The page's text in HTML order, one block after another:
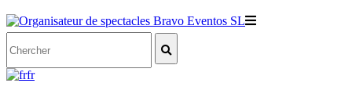
fr